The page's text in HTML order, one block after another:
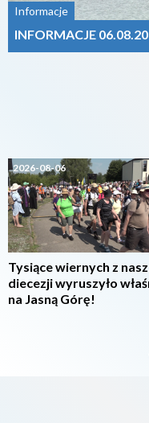
Informacje
INFORMACJE
2026-08-06
Tysiące wiernych z
diecezji wyruszyło
na Jasną Górę!